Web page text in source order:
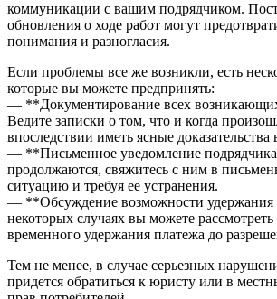
коммуникации с вашим подрядчиком.
обновления о ходе работ могут
понимания и разногласия.
Если проблемы все же возникли, есть
которые вы можете предпринять:
— **Документирование всех
Ведите записки о том, что и когда
впоследствии иметь ясные доказательства
— **Письменное уведомление
продолжаются, свяжитесь с ним в
ситуацию и требуя ее устранения.
— **Обсуждение возможности
некоторых случаях вы можете
временного удержания платежа до
Тем не менее, в случае серьезных
придется обратиться к юристу или в